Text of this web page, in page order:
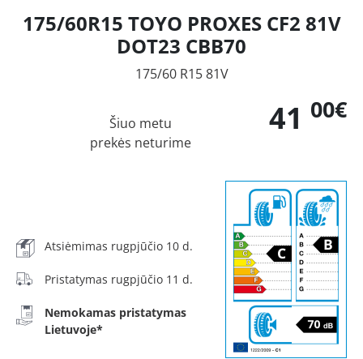
175/60R15 TOYO PROXES CF2 81V
DOT23 CBB70
175/60 R15 81V
41 00€
Šiuo metu
prekės neturime
Atsiėmimas rugpjūčio 10 d.
Pristatymas rugpjūčio 11 d.
Nemokamas pristatymas
Lietuvoje*